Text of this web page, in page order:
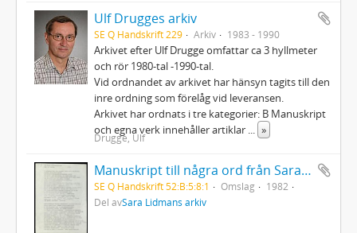
Ulf Drugges arkiv
SE Q Handskrift 229 Arkiv 1983 - 1990
Arkivet efter Ulf Drugge omfattar ca 3 hyllmeter
och rör 1980-tal -1990-tal.
Vid ordnandet av arkivet har hänsyn tagits till den
inre ordning som förelåg vid leveransen.
Arkivet har ordnats i tre kategorier: B Manuskript
och egna verk innehåller artiklar
»
Drugge, Ulf
Manuskript till några ord från Sara vid Birgit Ståhl-Nybergs jordfästning
SE Q Handskrift 52:B:5:8:1 Omslag
1982
Del avSara Lidmans arkiv